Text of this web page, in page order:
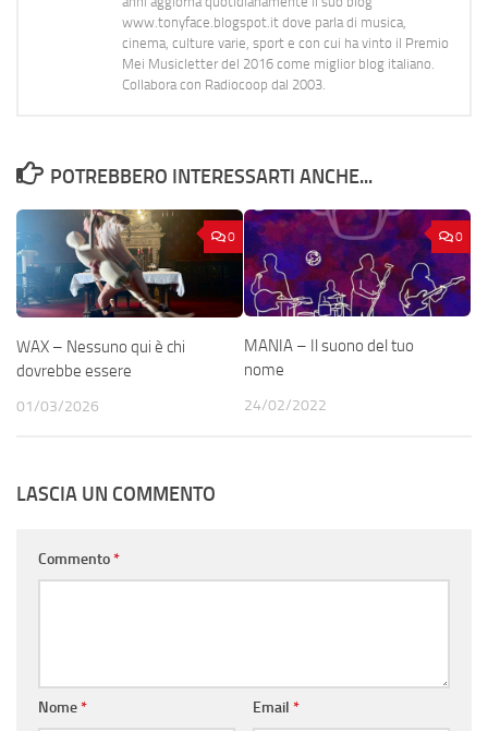
www.tonyface.blogspot.it dove parla di musica,
cinema, culture varie, sport e con cui ha vinto il Premio
Mei Musicletter del 2016 come miglior blog italiano.
Collabora con Radiocoop dal 2003.
POTREBBERO INTERESSARTI ANCHE...
0
WAX – Nessuno qui è chi
dovrebbe essere
01/03/2026
0
MANIA – Il suono del tuo
nome
24/02/2022
LASCIA UN COMMENTO
Commento*
Nome* Email *